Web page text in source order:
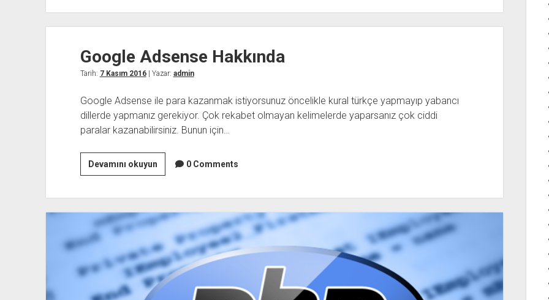
Google Adsense Hakkında
Tarih: 7 Kasım 2016| Yazar: admin
Google Adsense ile para kazanmak istiyorsunuz öncelikle kural türkçe yapmayıp yabancı
dillerde yapmanız gerekiyor. Çok rekabet olmayan kelimelerde yaparsanız çok ciddi
paralar kazanabilirsiniz. Bunun için…
Devamını okuyunGoogle
Adsense
0 Comments